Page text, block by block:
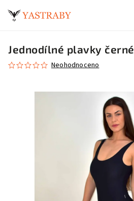
Jednodílné plavky černé
Neohodnoceno